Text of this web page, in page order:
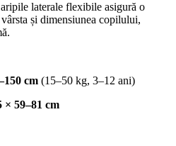
laterale flexibile asigură o
și dimensiunea copilului,
cm (15–50 kg, 3–12 ani)
× 59–81 cm